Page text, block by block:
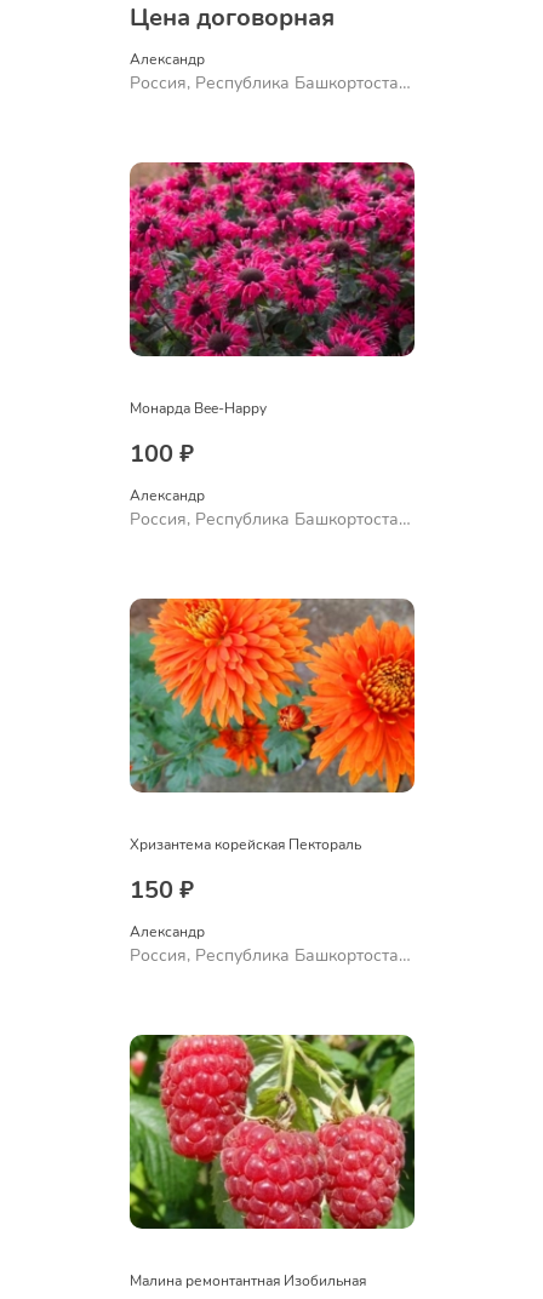
Цена договорная
Александр
Россия, Республика Башкортостан,
Монарда Bee-Happy
100 ₽
Александр
Россия, Республика Башкортостан,
Хризантема корейская Пектораль
150 ₽
Александр
Россия, Республика Башкортостан,
Малина ремонтантная Изобильная